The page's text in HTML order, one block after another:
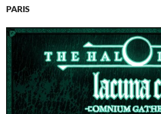
PARIS